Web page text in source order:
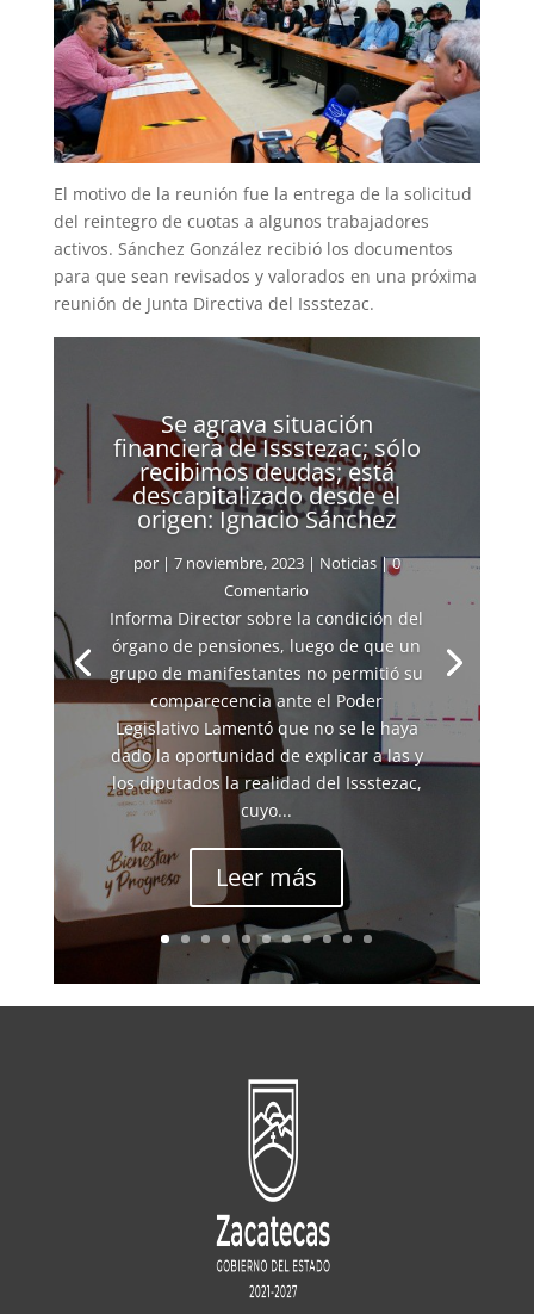
El motivo de la reunión fue la entrega de la solicitud
del reintegro de cuotas a algunos trabajadores
activos. Sánchez González recibió los documentos
para que sean revisados y valorados en una próxima
reunión de Junta Directiva del Issstezac.
Se agrava situación
financiera de Issstezac; sólo
recibimos deudas; está
descapitalizado desde el
origen: Ignacio Sánchez
por | 7 noviembre, 2023| Noticias| 0
Comentario
Informa Director sobre la condición del
órgano de pensiones, luego de que un
grupo de manifestantes no permitió su
comparecencia ante el Poder
Legislativo Lamentó que no se le haya
dado la oportunidad de explicar a las y
los diputados la realidad del Issstezac,
cuyo...
Leer más